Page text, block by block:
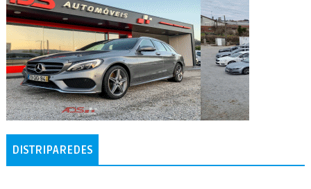
DISTRIPAREDES